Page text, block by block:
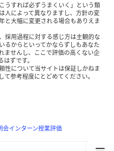
うすれば必ずうまくいく」という類
人によって異なりますし、方針の変
と大幅に変更される場合もありえま
採用過程に対する感じ方は主観的な
るからといってかならずしもあなた
ませんし、ここで評価の高くない企
ずです。
性について当サイトは保証しかねま
参考程度にとどめてください。
会インターン授業評価